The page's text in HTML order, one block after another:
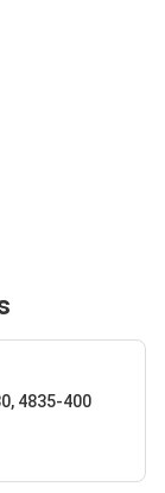
4835-400